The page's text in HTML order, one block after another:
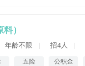
）
年龄不限 招4人
五险 公积金